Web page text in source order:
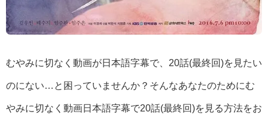
むやみに切なく動画が日本語字幕で、20話(最終回)を見たい
のにない…と困っていませんか？そんなあなたのためにむ
やみに切なく動画日本語字幕で20話(最終回)を見る方法をお